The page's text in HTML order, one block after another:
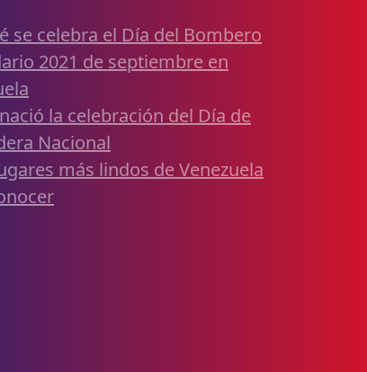
se celebra el Día del Bombero
2021 de septiembre en
la celebración del Día de
Nacional
más lindos de Venezuela